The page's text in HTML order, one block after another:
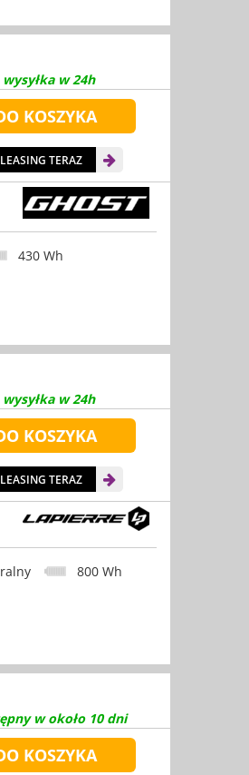
wysyłka w 24h
TERAZ
430 Wh
wysyłka w 24h
TERAZ
800 Wh
w około 10 dni